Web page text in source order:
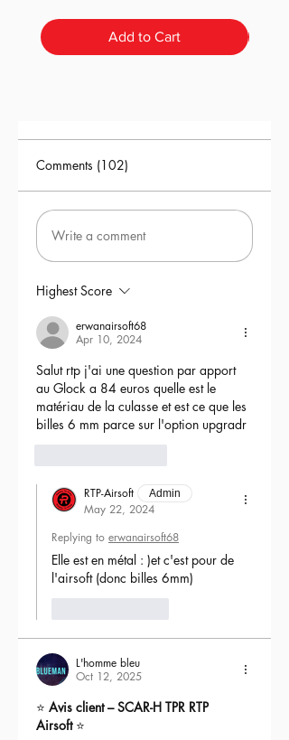
Add to Cart
Comments (102)
Write a comment
Highest Score
erwanairsoft68
Apr 10, 2024
Salut rtp j'ai une question par apport
au Glock a 84 euros quelle est le
matériau de la culasse et est ce que les
billes 6 mm parce sur l'option upgradr
RTP-Airsoft Admin
May 22, 2024
Replying to erwanairsoft68
Elle est en métal : )et c'est pour de
l'airsoft (donc billes 6mm)
L'homme bleu
Oct 12, 2025
⭐ Avis client – SCAR-H TPR RTP
Airsoft ⭐